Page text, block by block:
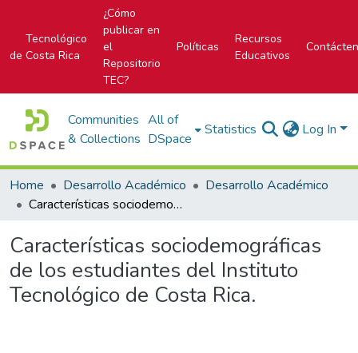
Tecnológico
de Costa Rica
¿Cómo
publicar en
el
Repositorio
TEC?
Políticas
Recursos
Educativos
Communities
& Collections
All of
DSpace
Statistics Log In
Home Desarrollo Académico
Desarrollo Académico
Características sociodemográficas de los estudiantes del Instituto Tecnológico de Costa Rica.
Características sociodemográficas
de los estudiantes del Instituto
Tecnológico de Costa Rica.